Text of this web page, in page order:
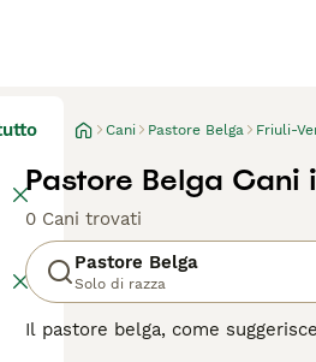
Cani Pastore Belga Friuli-
Pastore Belga Cani
0 Cani trovati
Pastore Belga
Solo di razza
Il pastore belga, come